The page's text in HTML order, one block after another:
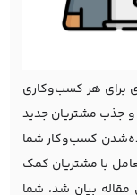
برای هر کسب‌وکاری
جذب مشتریان جدید
کسب‌وکار شما
با مشتریان کمک
بیان شد، شما